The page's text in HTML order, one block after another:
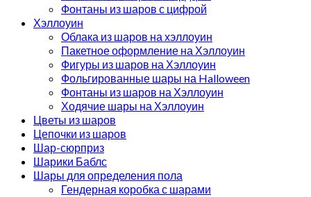
Фонтаны из шаров с цифрой
Хэллоуин
Облака из шаров на хэллоуин
Пакетное оформление на Хэллоуин
Фигуры из шаров на Хэллоуин
Фольгированные шары на Halloween
Фонтаны из шаров на Хэллоуин
Ходячие шары на Хэллоуин
Цветы из шаров
Цепочки из шаров
Шар-сюрприз
Шарики Баблс
Шары для определения пола
Гендерная коробка с шарами